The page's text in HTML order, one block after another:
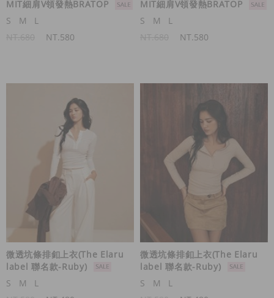
MIT細肩V領發熱BRATOP
S
M
L
NT.580
MIT細肩V領發熱BRATOP
S
M
L
NT.580
微透坑條排釦上衣(The Elaru
label 聯名款-Ruby)
S
M
L
微透坑條排釦上衣(The Elaru
label 聯名款-Ruby)
S
M
L